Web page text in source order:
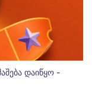
დაიწყო -